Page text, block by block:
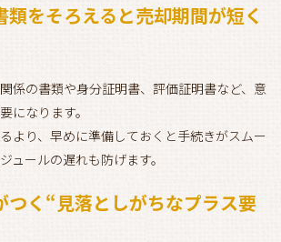
類をそろえると売却期間が短く
係の書類や身分証明書、評価証明書など、意
になります。
より、早めに準備しておくと手続きがスムー
ュールの遅れも防げます。
つく“見落としがちなプラス要